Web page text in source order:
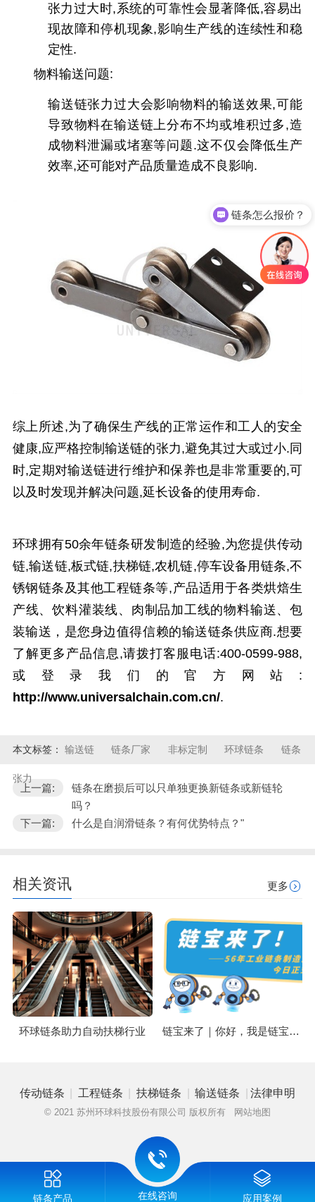
张力过大时,系统的可靠性会显著降低,容易出
现故障和停机现象,影响生产线的连续性和稳
定性.
物料输送问题:
输送链张力过大会影响物料的输送效果,可能
导致物料在输送链上分布不均或堆积过多,造
成物料泄漏或堵塞等问题.这不仅会降低生产
效率,还可能对产品质量造成不良影响.
综上所述,为了确保生产线的正常运作和工人的安全
健康,应严格控制输送链的张力,避免其过大或过小.同
时,定期对输送链进行维护和保养也是非常重要的,可
以及时发现并解决问题,延长设备的使用寿命.
环球拥有50余年链条研发制造的经验,为您提供传动
链,输送链,板式链,扶梯链,农机链,停车设备用链条,不
锈钢链条及其他工程链条等,产品适用于各类烘焙生
产线、饮料灌装线、肉制品加工线的物料输送、包
装输送， 是您身边值得信赖的输送链条供应商.想要
了解更多产品信息,请拨打客服电话:400-0599-988,
或登录我们的官方网站:
http://www.universalchain.com.cn/.
本文标签： 输送链 链条厂家 非标定制 环球链条 链条
张力
上一篇:
链条在磨损后可以只单独更换新链条或新链轮
吗？
下一篇:
什么是自润滑链条？有何优势特点？"
相关资讯 更多
环球链条助力自动扶梯行业 链宝来了｜你好，我是链宝！今天跟大家正式认识一下~
传动链条 | 工程链条 | 扶梯链条 | 输送链条 | 法律申明
© 2021 苏州环球科技股份有限公司 版权所有 网站地图
链条产品 在线咨询 应用案例
链条怎么报价？
工厂在哪里？